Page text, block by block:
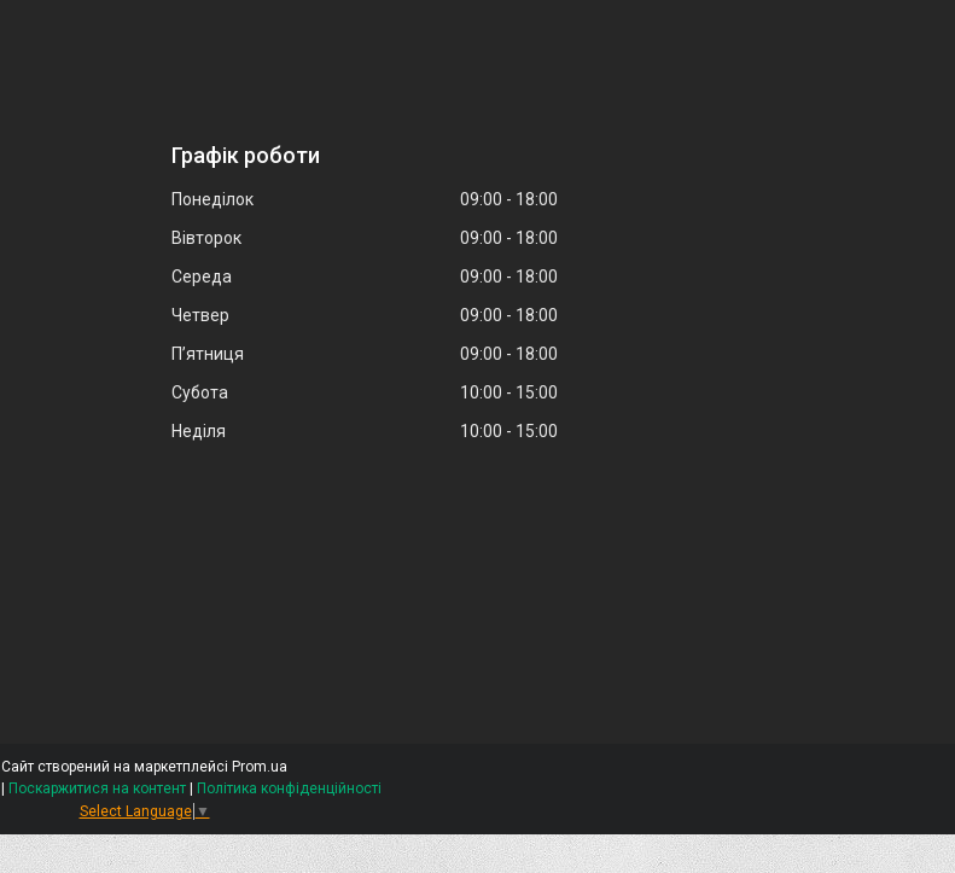
Графік роботи
Понеділок 09:00
18:00
Вівторок
09:00
18:00
Середа
09:00
18:00
Четвер
09:00
18:00
Пʼятниця
09:00
18:00
Субота
10:00
15:00
Неділя
10:00 15:00
Сайт створений на маркетплейсі Prom.ua
Shop For Cars | Поскаржитися на контент | Політика конфіденційності
Select Language ▼